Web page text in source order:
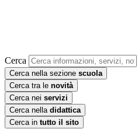
Cerca
Cerca nella sezione scuola
Cerca tra le novità
Cerca nei servizi
Cerca nella didattica
Cerca in tutto il sito